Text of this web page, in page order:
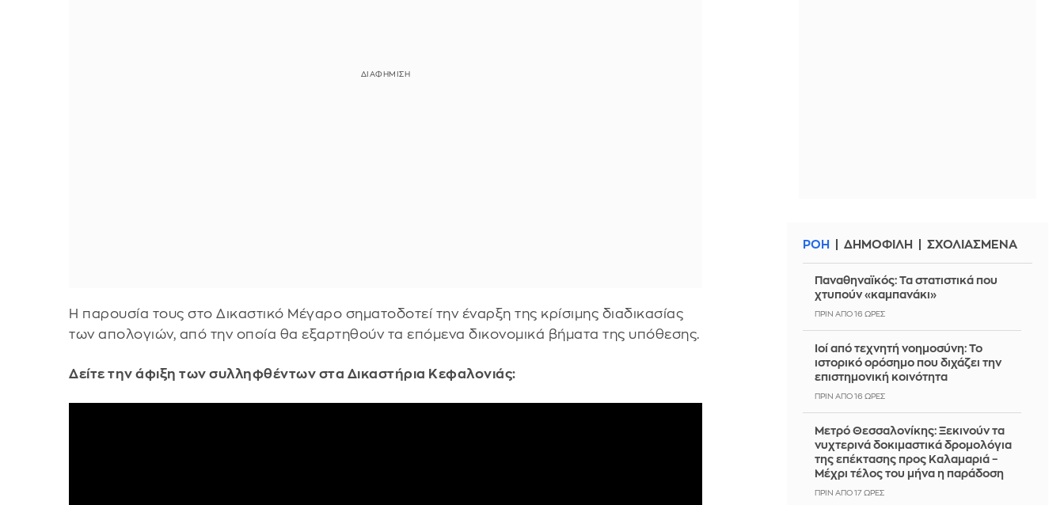
Η παρουσία τους στο Δικαστικό Μέγαρο σηματοδοτεί την έναρξη της κρίσιμης διαδικασίας
των απολογιών, από την οποία θα εξαρτηθούν τα επόμενα δικονομικά βήματα της υπόθεσης.
Δείτε την άφιξη των συλληφθέντων στα Δικαστήρια Κεφαλονιάς:
ΡΟΗ ΔΗΜΟΦΙΛΗ ΣΧΟΛΙΑΣΜΕΝΑ
Παναθηναϊκός: Τα στατιστικά που
χτυπούν «καμπανάκι»
ΠΡΙΝ ΑΠΌ 16 ΏΡΕΣ
Ιοί από τεχνητή νοημοσύνη: Το
ιστορικό ορόσημο που διχάζει την
επιστημονική κοινότητα
ΠΡΙΝ ΑΠΌ 16 ΏΡΕΣ
Μετρό Θεσσαλονίκης: Ξεκινούν τα
νυχτερινά δοκιμαστικά δρομολόγια
της επέκτασης προς Καλαμαριά –
Μέχρι τέλος του μήνα η παράδοση
ΠΡΙΝ ΑΠΌ 17 ΏΡΕΣ